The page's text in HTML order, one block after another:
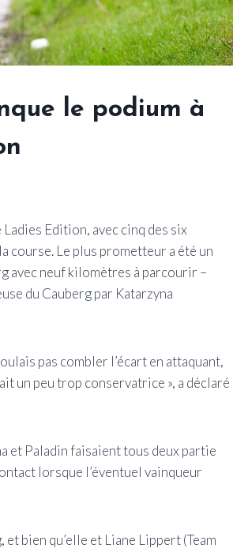
le podium à
Edition, avec cinq des six
course. Le plus prometteur a été un
avec neuf kilomètres à parcourir –
du Cauberg par Katarzyna
pas combler l’écart en attaquant,
un peu trop conservatrice », a déclaré
et Paladin faisaient tous deux partie
lorsque l’éventuel vainqueur
bien qu’elle et Liane Lippert (Team